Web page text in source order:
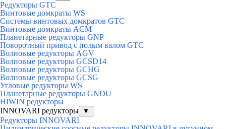
Редукторы GTC
Винтовые домкраты WS
Системы винтовых домкратов GTC
Винтовые домкраты ACM
Планетарные редукторы GNP
Поворотный привод с полым валом GTC
Волновые редукторы AGV
Волновые редукторы GCSD14
Волновые редукторы GCHG
Волновые редукторы GCSG
Угловые редукторы WS
Планетарные редукторы GNDU
HIWIN редукторы
INNOVARI редукторы
▼
Редукторы INNOVARI